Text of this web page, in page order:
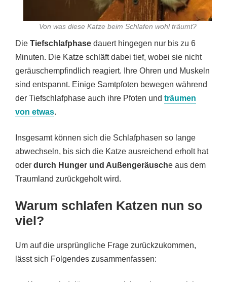
Von was diese Katze beim Schlafen wohl träumt?
Die Tiefschlafphase dauert hingegen nur bis zu 6
Minuten. Die Katze schläft dabei tief, wobei sie nicht
geräuschempfindlich reagiert. Ihre Ohren und Muskeln
sind entspannt. Einige Samtpfoten bewegen während
der Tiefschlafphase auch ihre Pfoten und träumen
von etwas.
Insgesamt können sich die Schlafphasen so lange
abwechseln, bis sich die Katze ausreichend erholt hat
oder durch Hunger und Außengeräusche aus dem
Traumland zurückgeholt wird.
Warum schlafen Katzen nun so
viel?
Um auf die ursprüngliche Frage zurückzukommen,
lässt sich Folgendes zusammenfassen: